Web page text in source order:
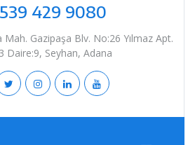
429 9080
Mah. Gazipaşa Blv. No:26 Yılmaz Apt.
Daire:9, Seyhan, Adana